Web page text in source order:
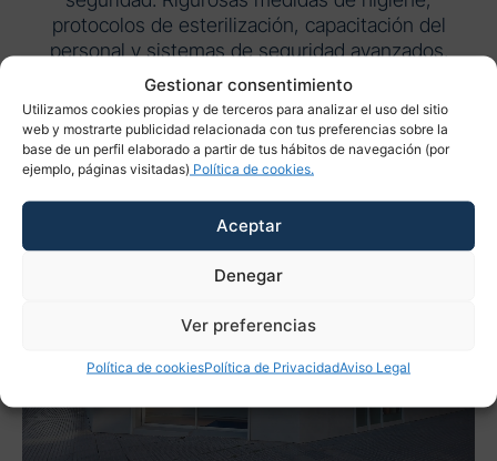
Gestionar consentimiento
Utilizamos cookies propias y de terceros para analizar el uso del sitio
web y mostrarte publicidad relacionada con tus preferencias sobre la
base de un perfil elaborado a partir de tus hábitos de navegación (por
ejemplo, páginas visitadas) Política de cookies.
Aceptar
Denegar
Ver preferencias
Política de cookiesPolítica de PrivacidadAviso Legal
protocolos de esterilización, capacitación del
personal y sistemas de seguridad avanzados.
Solicite una cita